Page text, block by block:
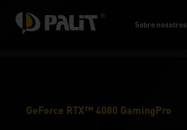
Sobre nosotros
GeForce RTX™ 4080 GamingPro